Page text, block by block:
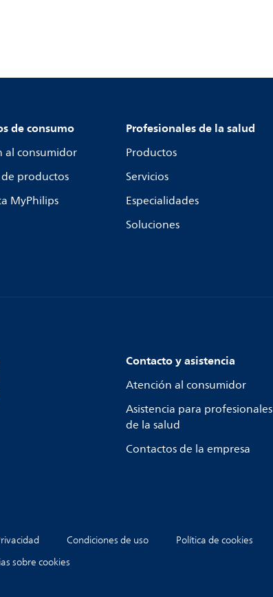
de consumo
al consumidor
productos
MyPhilips
Profesionales de la salud
Productos
Servicios
Especialidades
Soluciones
Contacto y asistencia
Atención al consumidor
Asistencia para profesionales
de la salud
Contactos de la empresa
Condiciones de uso
Política de cookies
sobre cookies